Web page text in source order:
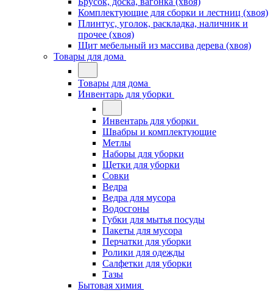
Комплектующие для сборки и лестниц (хвоя)
Плинтус, уголок, раскладка, наличник и
прочее (хвоя)
Щит мебельный из массива дерева (хвоя)
Товары для дома
Товары для дома
Инвентарь для уборки
Инвентарь для уборки
Швабры и комплектующие
Метлы
Наборы для уборки
Щетки для уборки
Совки
Ведра
Ведра для мусора
Водосгоны
Губки для мытья посуды
Пакеты для мусора
Перчатки для уборки
Ролики для одежды
Салфетки для уборки
Тазы
Бытовая химия